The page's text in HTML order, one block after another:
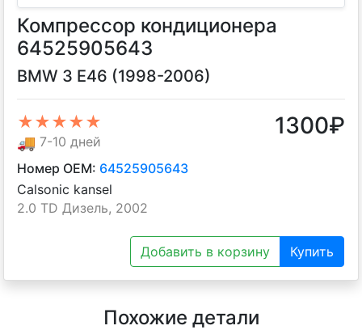
Компрессор кондиционера
64525905643
BMW 3 E46 (1998-2006)
★★★★★
🚚 7-10 дней
1300₽
Номер OEM: 64525905643
Calsonic kansel
2.0 TD Дизель, 2002
Добавить в корзину Купить
Похожие детали